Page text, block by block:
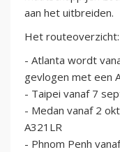
aan het uitbreiden.
Het routeoverzicht:
- Atlanta wordt
gevlogen met een
- Taipei vanaf 7
- Medan vanaf 2
A321LR
- Phnom Penh